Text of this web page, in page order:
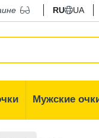
RU UA
Мужские